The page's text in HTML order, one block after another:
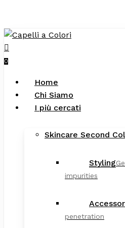
main
content
search
0
Home
Chi Siamo
I più cercati
Skincare Second
Styling
impurities
penetration